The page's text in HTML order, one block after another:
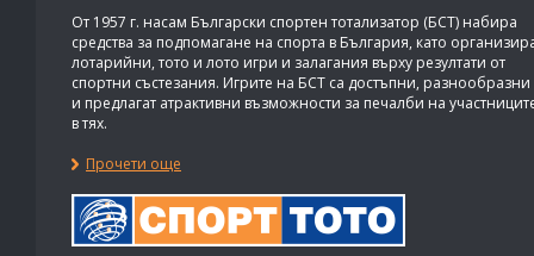
От 1957 г. насам Български спортен тотализатор (БСТ) набира
средства за подпомагане на спорта в България, като
лотарийни, тото и лото игри и залагания върху резултати от
спортни състезания. Игрите на БСТ са достъпни, разнообразни
и предлагат атрактивни възможности за печалби на
в тях.
Прочети още